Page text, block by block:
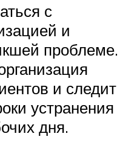
с
и
проблеме.
и следит
устранения
дня.